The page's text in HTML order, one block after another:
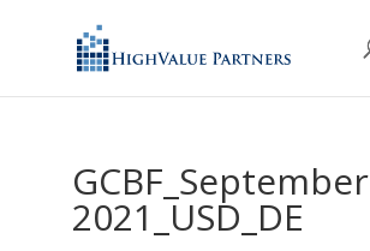
GCBF_September
2021_USD_DE